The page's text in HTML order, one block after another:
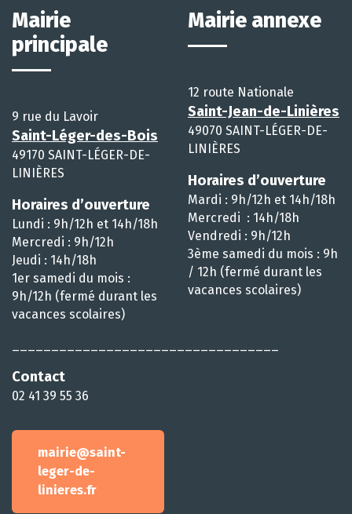
Mairie
principale
9 rue du Lavoir
Saint-Léger-des-Bois
49170 SAINT-LÉGER-DE-
LINIÈRES
Horaires d’ouverture
Lundi : 9h/12h et 14h/18h
Mercredi : 9h/12h
Jeudi : 14h/18h
1er samedi du mois :
9h/12h (fermé durant les
vacances scolaires)
Contact
02 41 39 55 36
mairie@saint-
leger-de-
linieres.fr
Mairie annexe
12 route Nationale
Saint-Jean-de-Linières
49070 SAINT-LÉGER-DE-
LINIÈRES
Horaires d’ouverture
Mardi : 9h/12h et 14h/18h
Mercredi : 14h/18h
Vendredi : 9h/12h
3ème samedi du mois : 9h
/ 12h (fermé durant les
vacances scolaires)